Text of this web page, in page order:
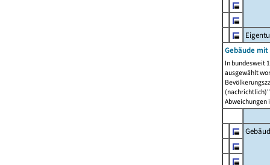
Gebäude
In bundesweit
ausgewählt
Abweichungen